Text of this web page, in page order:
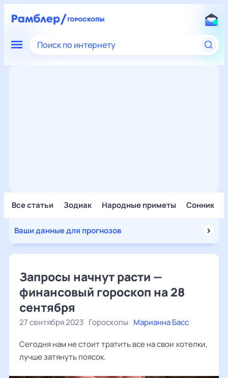
Поиск по интернету
Все статьи Зодиак Народные приметы Сонник
Ваши данные для прогнозов
Запросы начнут расти —
финансовый гороскоп на 28
сентября
27 сентября 2023 Гороскопы Марианна Басс
Сегодня нам не стоит тратить все на свои хотелки,
лучше затянуть поясок.